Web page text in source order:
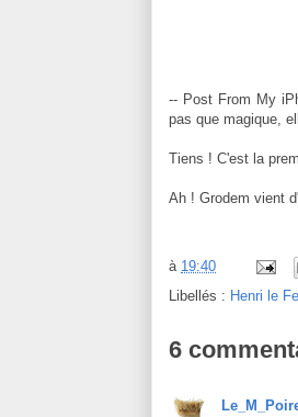
-- Post From My
pas que magique,
Tiens ! C'est la
Ah ! Grodem vient
à 19:40
Libellés : Henri le
6